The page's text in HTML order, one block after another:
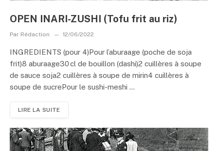
OPEN INARI-ZUSHI (Tofu frit au riz)
Par Rédaction 12/06/2022
INGREDIENTS (pour 4)Pour l’aburaage (poche de soja
frit)8 aburaage30 cl de bouillon (dashi)2 cuillères à soupe
de sauce soja2 cuillères à soupe de mirin4 cuillères à
soupe de sucrePour le sushi-meshi ...
LIRE LA SUITE